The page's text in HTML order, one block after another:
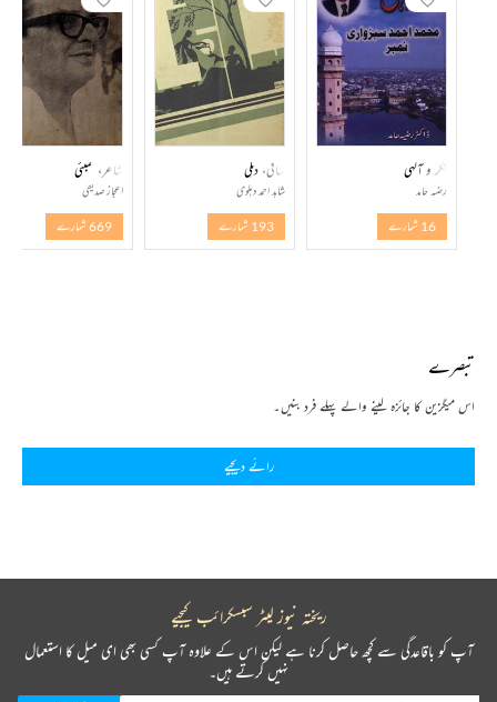
فکر و آگہی
رضیہ حامد
16 شمارے
ساقی، دہلی
شاہد احمد دہلوی
193 شمارے
شاعر، ممبئی
اعجاز صدیقی
669 شمارے
تبصرے
اس میگزین کا جائزہ لینے والے پہلے فرد بنیں۔
رائے دیجیے
ریختہ نیوز لیٹر سبسکرائب کیجیے
آپ کو باقاعدگی سے کچھ حاصل کرنا ہے لیکن اس کے علاوہ آپ کسی بھی ای میل کا استعمال
نہیں کرتے ہیں۔